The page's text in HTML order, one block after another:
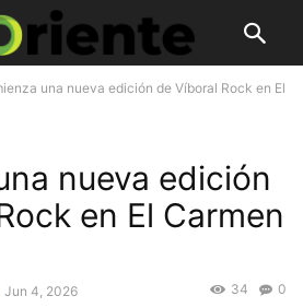
una nueva edición de Víboral Rock en El
nueva edición
en El Carmen
Jun 4, 2026 0
34